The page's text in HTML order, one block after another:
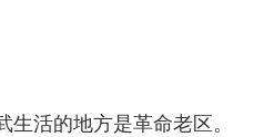
活的地方是革命老区。